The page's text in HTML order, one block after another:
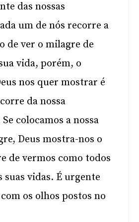
das nossas
um de nós recorre a
de ver o milagre de
vida, porém, o
nos quer mostrar é
da nossa
colocamos a nossa
Deus mostra-nos o
de vermos como todos
suas vidas. É urgente
os olhos postos no